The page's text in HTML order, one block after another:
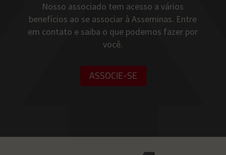
Nosso associado tem acesso a vários
benefícios ao se associar à Asseminas. Entre
em contato e saiba o que podemos fazer por
você.
ASSOCIE-SE